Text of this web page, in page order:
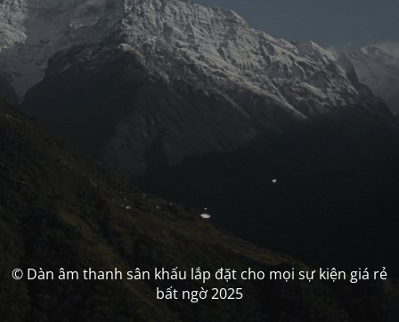
© Dàn âm thanh sân khấu lắp đặt cho mọi sự kiện giá rẻ
bất ngờ 2025